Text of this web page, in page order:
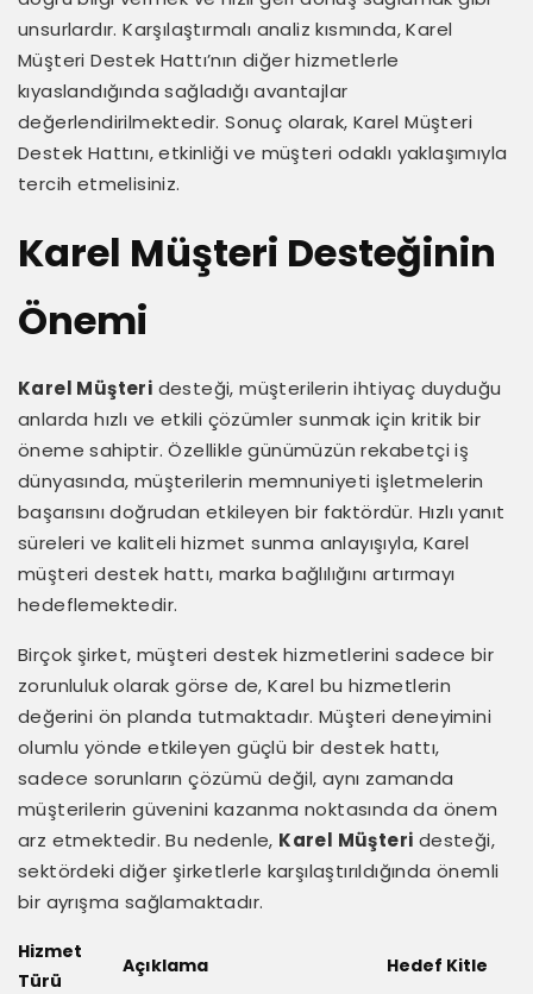
unsurlardır. Karşılaştırmalı analiz kısmında, Karel
Müşteri Destek Hattı’nın diğer hizmetlerle
kıyaslandığında sağladığı avantajlar
değerlendirilmektedir. Sonuç olarak, Karel Müşteri
Destek Hattını, etkinliği ve müşteri odaklı yaklaşımıyla
tercih etmelisiniz.
Karel Müşteri Desteğinin
Önemi
Karel Müşteri desteği, müşterilerin ihtiyaç duyduğu
anlarda hızlı ve etkili çözümler sunmak için kritik bir
öneme sahiptir. Özellikle günümüzün rekabetçi iş
dünyasında, müşterilerin memnuniyeti işletmelerin
başarısını doğrudan etkileyen bir faktördür. Hızlı yanıt
süreleri ve kaliteli hizmet sunma anlayışıyla, Karel
müşteri destek hattı, marka bağlılığını artırmayı
hedeflemektedir.
Birçok şirket, müşteri destek hizmetlerini sadece bir
zorunluluk olarak görse de, Karel bu hizmetlerin
değerini ön planda tutmaktadır. Müşteri deneyimini
olumlu yönde etkileyen güçlü bir destek hattı,
sadece sorunların çözümü değil, aynı zamanda
müşterilerin güvenini kazanma noktasında da önem
arz etmektedir. Bu nedenle, Karel Müşteri desteği,
sektördeki diğer şirketlerle karşılaştırıldığında önemli
bir ayrışma sağlamaktadır.
Hizmet
Türü
Açıklama
Hedef Kitle